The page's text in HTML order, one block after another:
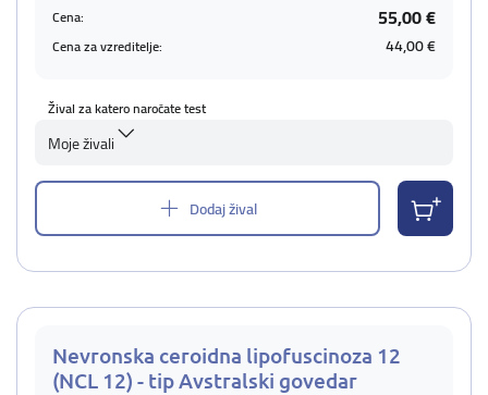
Cena: 55,00 €
Cena za vzreditelje: 44,00 €
Žival za katero naročate test
Moje živali
Dodaj žival
Nevronska ceroidna lipofuscinoza 12
(NCL 12) - tip Avstralski govedar